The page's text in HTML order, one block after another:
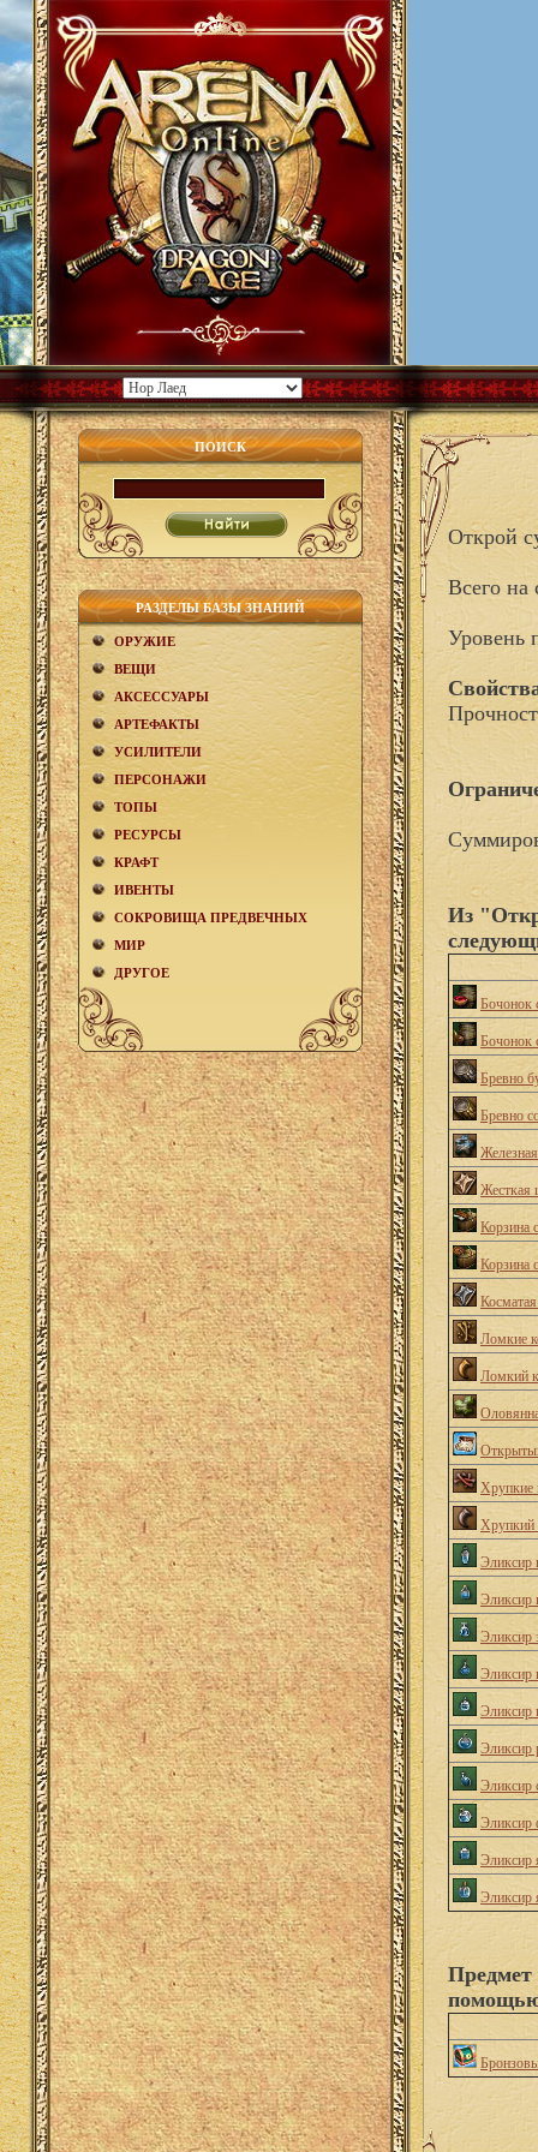
ПОИСК
РАЗДЕЛЫ БАЗЫ ЗНАНИЙ
ОРУЖИЕ
ВЕЩИ
АКCЕСCУАРЫ
АРТЕФАКТЫ
УСИЛИТЕЛИ
ПЕРСОНАЖИ
ТОПЫ
РЕСУРСЫ
КРАФТ
ИВЕНТЫ
СОКРОВИЩА ПРЕДВЕЧНЫХ
МИР
ДРУГОЕ
Открой
Всего на
Уровень
Из
Бочонок
Бочонок
Бревно
Бревно
Жесткая
Корзина
Корзина
Ломкие
Ломкий
Хрупкие
Хрупкий
Эликсир
Эликсир
Эликсир
Эликсир
Эликсир
Эликсир
Эликсир
Эликсир
Эликсир
Эликсир